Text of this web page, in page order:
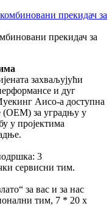
прекидач за
захваљујући
и дуг
Аисо-а доступна
(ОЕМ) за уградњу у
у пројектима
3
сервисни тим.
за вас и за нас
тим, 7 * 20 х